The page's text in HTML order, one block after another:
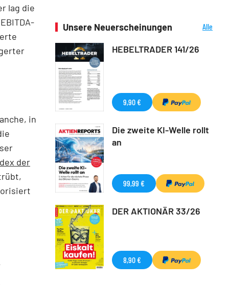
lag die
in
der
Unsere Neuerscheinungen
Alle
HEBELTRADER 141/26
9,90 €
Die zweite KI-Welle rollt
an
99,99 €
DER AKTIONÄR 33/26
8,90 €